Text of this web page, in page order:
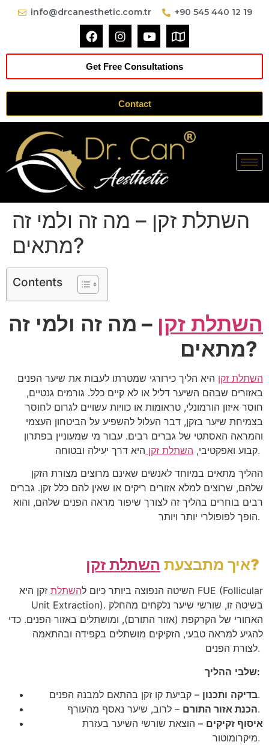
info@drcanesthetic.com.tr +90 545 440 12 19
Get Free Consultations
Contact
השתלת זקן – מה זה ולמי זה
מתאים?
Contents
השתלת זקן – מה זה ולמי זה
מתאים?
השתלת זקן היא הליך כירורגי שמטרתו לעבות את שיער הפנים
באזורים שבהם השיער דליל או לא קיים כלל. גורמים גנטיים,
חוסר איזון הורמונלי, טראומות או כוויות עשויים לגרום לחוסר
בצמיחת שיער בזקן, דבר העלול להשפיע על הביטחון העצמי
והמראה האסתטי של גברים רבים. עבור מי שמעוניין בפתרון
קבוע ואפקטיבי, השתלת זקן היא דרך יעילה ובטוחה
.
ההליך מתאים במיוחד לאנשים שאינם מרוצים מצורת הזקן
שלהם, שרוצים למלא אזורים ריקים או שאין להם כלל זקן. גברים
רבים בוחרים בהליך זה לצורך שיפור מראה הפנים שלהם, והוא
הופך לפופולרי יותר ויותר .
איך מתבצעת השתלת זקן ?
השיטה הנפוצה ביותר כיום להשתלת זקן היא
FUE (Follicular
Unit Extraction).
בשיטה זו, שורשי שיער נלקחים מהחלק
האחורי של הקרקפת (אזור התורם), ומושתלים באזור הפנים. כדי
להגיע למראה טבעי, הזקיקים מושתלים בקפידה ובהתאמה
לצורת הפנים
.
שלבי ההליך
:
בדיקה ותכנון – קביעת קו זקן בהתאם למבנה הפנים
.
הכנת אזור התורם – לרוב, שיער נאסף מהעורף
.
איסוף זקיקים – הוצאת שורשי השיער בעזרת
מיקרומוטור.